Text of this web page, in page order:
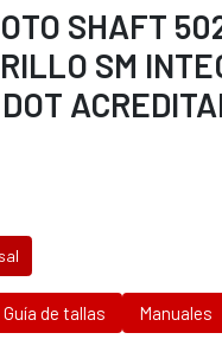
SHAFT
SM
Guía de tallas Manuales